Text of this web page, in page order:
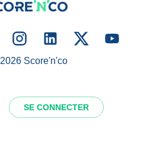
SE CONNECTER
2026Score'n'co